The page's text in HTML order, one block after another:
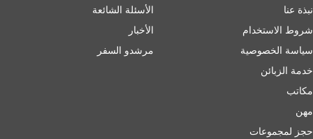
نبذة عنا
شروط الاستخدام
سياسة الخصوصية
خدمة الزبائن
مكاتب
مهن
حجز لمجموعات
الأسئلة الشائعة
الأخبار
مرشدو السفر